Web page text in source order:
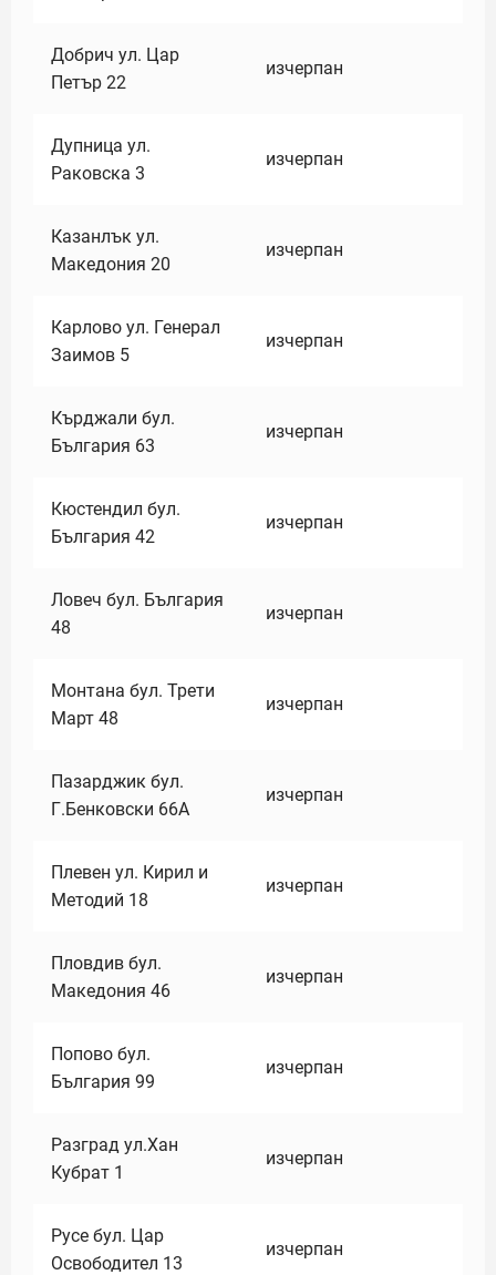
Добрич ул. Цар
Петър 22
изчерпан
Дупница ул.
Раковска 3
изчерпан
Казанлък ул.
Македония 20
изчерпан
Карлово ул. Генерал
Заимов 5
изчерпан
Кърджали бул.
България 63
изчерпан
Кюстендил бул.
България 42
изчерпан
Ловеч бул. България
48
изчерпан
Монтана бул. Трети
Март 48
изчерпан
Пазарджик бул.
Г.Бенковски 66А
изчерпан
Плевен ул. Кирил и
Методий 18
изчерпан
Пловдив бул.
Македония 46
изчерпан
Попово бул.
България 99
изчерпан
Разград ул.Хан
Кубрат 1
изчерпан
Русе бул. Цар
Освободител 13
изчерпан